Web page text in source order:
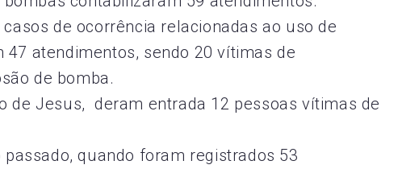
de ocorrência relacionadas ao uso de
atendimentos, sendo 20 vítimas de
de bomba.
de Jesus, deram entrada 12 pessoas vítimas de
quando foram registrados 53